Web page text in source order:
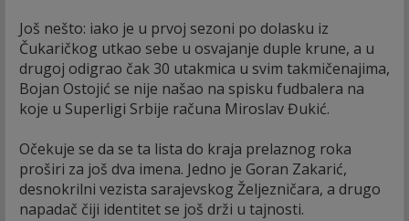
Još nešto: iako je u prvoj sezoni po dolasku iz
Čukaričkog utkao sebe u osvajanje duple krune, a u
drugoj odigrao čak 30 utakmica u svim takmičenajima,
Bojan Ostojić se nije našao na spisku fudbalera na
koje u Superligi Srbije računa Miroslav Đukić.
Očekuje se da se ta lista do kraja prelaznog roka
proširi za još dva imena. Jedno je Goran Zakarić,
desnokrilni vezista sarajevskog Željezničara, a drugo
napadač čiji identitet se još drži u tajnosti.